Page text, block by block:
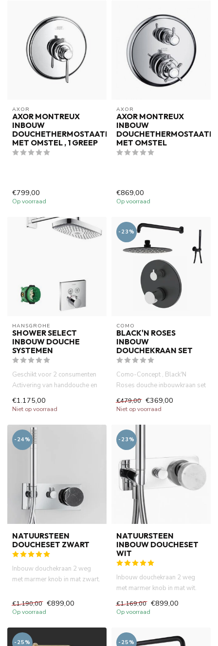
AXOR
AXOR MONTREUX
INBOUW
DOUCHETHERMOSTAATKRAAN
MET OMSTEL , 1 GREEP
€799,00
Op voorraad
AXOR
AXOR MONTREUX
INBOUW
MET OMSTEL
€869,00
Op voorraad
HANSGROHE
SHOWER SELECT
INBOUW DOUCHE
SYSTEMEN
Geschikt voor 2 consumenten
Activering van handdouche en
€1.175,00
Niet op voorraad
-23%
COMO
BLACK'N ROSES
INBOUW
DOUCHEKRAAN SET
Como-Concept , Black'N
Roses douche inbouwkraan set
€479,00 €369,00
Niet op voorraad
-24%
NATUURSTEEN
DOUCHESET ZWART
Inbouw douchekraan 2 weg
met marmer knob in mat zwart.
€1.190,00 €899,00
Op voorraad
-23%
NATUURSTEEN
INBOUW DOUCHESET
WIT
Inbouw douchekraan 2 weg
met marmer knob in mat wit.
€1.169,00 €899,00
Op voorraad
-25% -25%